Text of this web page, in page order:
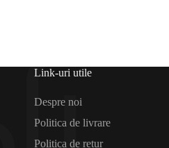
Link-uri utile
Despre noi
Politica de livrare
Politica de retur